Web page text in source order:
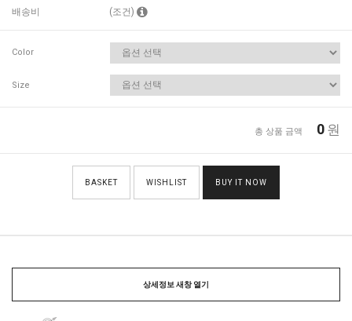
배송비 (조건)
Color
Size
총 상품 금액 0 원
BASKET WISHLIST BUY IT NOW
상세정보 새창 열기